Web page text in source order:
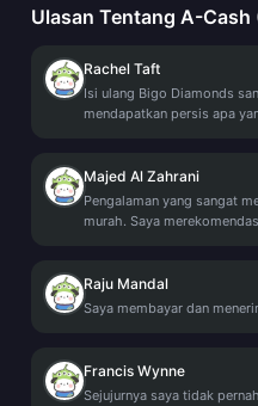
Ulasan Tentang A-Cash
Rachel Taft
Isi ulang Bigo Diamonds
mendapatkan persis apa
Majed Al Zahrani
Pengalaman yang sangat
murah. Saya
Raju Mandal
Saya membayar dan
Francis Wynne
Sejujurnya saya tidak